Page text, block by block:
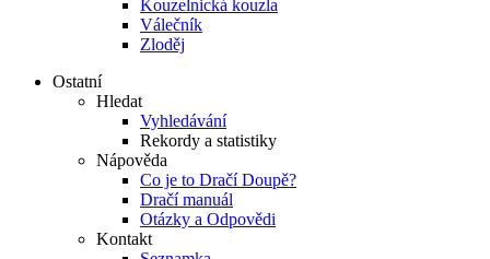
Kouzelnická kouzla
Válečník
Zloděj
Ostatní
Hledat
Vyhledávání
Rekordy a statistiky
Nápověda
Co je to Dračí Doupě?
Dračí manuál
Otázky a Odpovědi
Kontakt